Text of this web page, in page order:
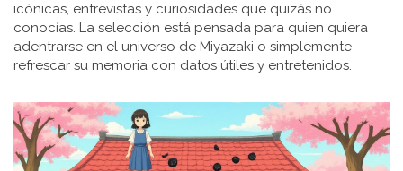
icónicas, entrevistas y curiosidades que quizás no
conocías. La selección está pensada para quien quiera
adentrarse en el universo de Miyazaki o simplemente
refrescar su memoria con datos útiles y entretenidos.